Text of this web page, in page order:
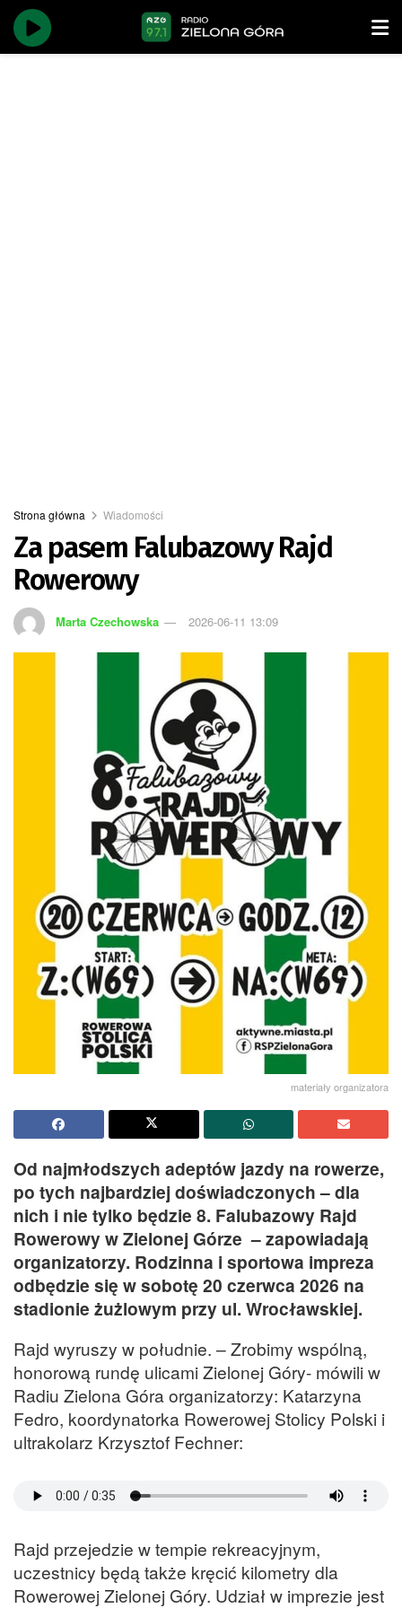
Strona główna Wiadomości
Za pasem Falubazowy Rajd
Rowerowy
Marta Czechowska 2026-06-11 13:09
materiały organizatora
Od najmłodszych adeptów jazdy na rowerze,
po tych najbardziej doświadczonych – dla
nich i nie tylko będzie 8. Falubazowy Rajd
Rowerowy w Zielonej Górze – zapowiadają
organizatorzy. Rodzinna i sportowa impreza
odbędzie się w sobotę 20 czerwca 2026 na
stadionie żużlowym przy ul. Wrocławskiej.
Rajd wyruszy w południe. – Zrobimy wspólną,
honorową rundę ulicami Zielonej Góry- mówili w
Radiu Zielona Góra organizatorzy: Katarzyna
Fedro, koordynatorka Rowerowej Stolicy Polski i
ultrakolarz Krzysztof Fechner:
Rajd przejedzie w tempie rekreacyjnym,
uczestnicy będą także kręcić kilometry dla
Rowerowej Zielonej Góry. Udział w imprezie jest